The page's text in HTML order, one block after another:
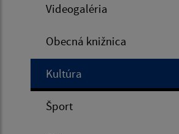
Videogaléria
Obecná knižnica
Kultúra
Šport